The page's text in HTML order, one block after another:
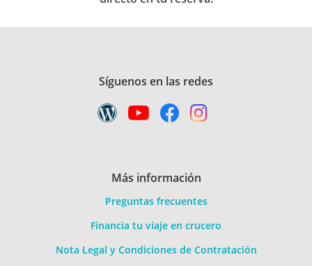
Síguenos en las redes
Más información
Preguntas frecuentes
Financia tu viaje en crucero
Nota Legal y Condiciones de Contratación